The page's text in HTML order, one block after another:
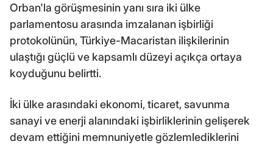
Orban'la görüşmesinin yanı sıra iki ülke
parlamentosu arasında imzalanan işbirliği
protokolünün, Türkiye-Macaristan ilişkilerinin
ulaştığı güçlü ve kapsamlı düzeyi açıkça ortaya
koyduğunu belirtti.
İki ülke arasındaki ekonomi, ticaret, savunma
sanayi ve enerji alanındaki işbirliklerinin gelişerek
devam ettiğini memnuniyetle gözlemlediklerini